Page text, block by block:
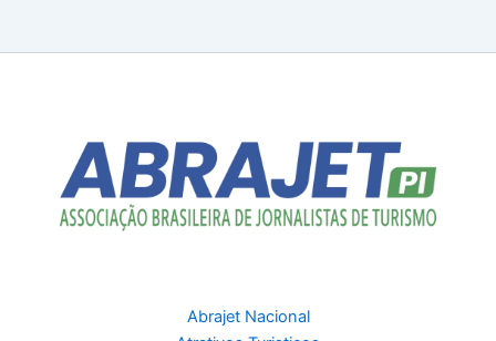
Abrajet Nacional